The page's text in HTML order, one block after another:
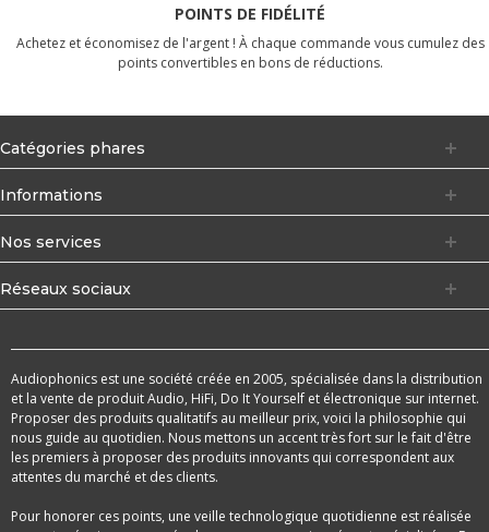
POINTS DE FIDÉLITÉ
Achetez et économisez de l'argent ! À chaque commande vous cumulez des
points convertibles en bons de réductions.
Catégories phares
Informations
Nos services
Réseaux sociaux
Audiophonics est une société créée en 2005, spécialisée dans la distribution
et la vente de produit Audio, HiFi, Do It Yourself et électronique sur internet.
Proposer des produits qualitatifs au meilleur prix, voici la philosophie qui
nous guide au quotidien. Nous mettons un accent très fort sur le fait d'être
les premiers à proposer des produits innovants qui correspondent aux
attentes du marché et des clients.
Pour honorer ces points, une veille technologique quotidienne est réalisée